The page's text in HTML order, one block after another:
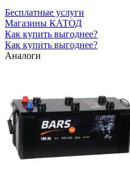
Бесплатные услуги
Магазины КАТОД
Как купить выгоднее?
Как купить выгоднее?
Аналоги